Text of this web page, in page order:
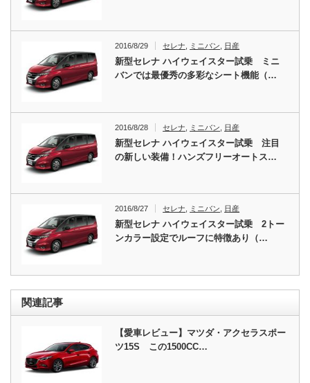
2016/8/29 セレナ ミニバン 日産
新型セレナ ハイウェイスター試乗 ミニ
バンでは最優秀の多彩なシート機能（…
2016/8/28 セレナ ミニバン 日産
新型セレナ ハイウェイスター試乗 注目
の新しい装備！ハンズフリーオートス…
2016/8/27 セレナ ミニバン 日産
新型セレナ ハイウェイスター試乗 2トー
ンカラー設定でルーフに特徴あり（…
関連記事
【愛車レビュー】マツダ・アクセラスポー
ツ15S この1500CC…